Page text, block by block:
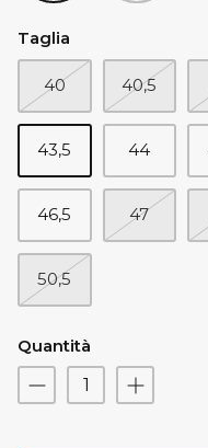
Taglia
40 40,5
43,5 44
46,5 47
50,5
Quantità